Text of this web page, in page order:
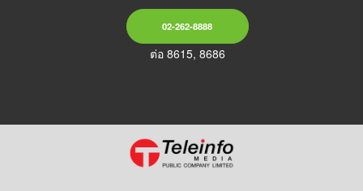
02-262-8888
ต่อ 8615, 8686